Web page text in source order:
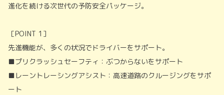
進化を続ける次世代の予防安全パッケージ。
［POINT 1］
先進機能が、多くの状況でドライバーをサポート。
■プリクラッシュセーフティ：ぶつからないをサポート
■レーントレーシングアシスト：高速道路のクルージングをサポ
ート